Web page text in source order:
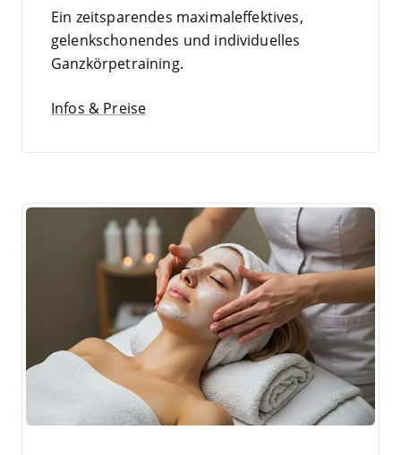
Ein zeit­spa­ren­des maxi­mal­ef­fek­ti­ves,
gelenk­scho­nen­des und indi­vi­du­el­les
Ganzkörpetraining.
Infos & Preise